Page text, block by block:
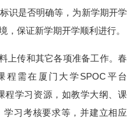
识是否明确等，为新学期开学
，保证新学期开学顺利进行。
上传和其它各项准备工作。春
程需在厦门大学SPOC平台
程学习资源，如教学大纲、课
习考核要求等，并建立相应